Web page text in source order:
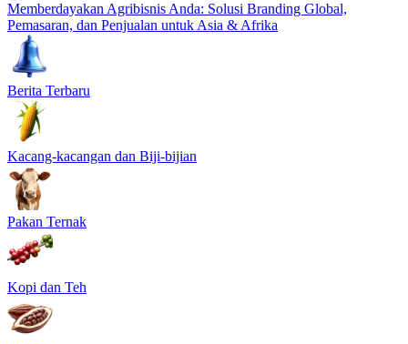
Memberdayakan Agribisnis Anda: Solusi Branding Global,
Pemasaran, dan Penjualan untuk Asia & Afrika
Berita Terbaru
Kacang-kacangan dan Biji-bijian
Pakan Ternak
Kopi dan Teh